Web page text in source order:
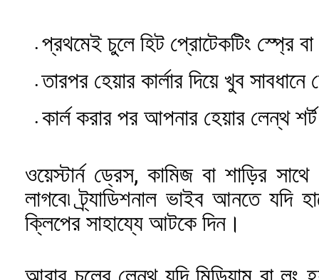
প্রথমেই চুলে হিট প্রোটেকটিং স্প্রে
তারপর হেয়ার কার্লার দিয়ে খুব
কার্ল করার পর আপনার হেয়ার লেন্থ
ওয়েস্টার্ন ড্রেস, কামিজ বা শাড়ির
লাগবে৷ ট্র্যাডিশনাল ভাইব আনতে
ক্লিপের সাহায্যে আটকে দিন।